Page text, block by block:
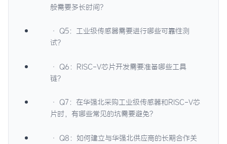
般需要多长时间？
· Q5：工业级传感器需要进行哪些可靠性测
试？
· Q6：RISC-V芯片开发需要准备哪些工具
链？
· Q7：在华强北采购工业级传感器和RISC-V芯
片时，有哪些常见的坑需要避免？
· Q8：如何建立与华强北供应商的长期合作关